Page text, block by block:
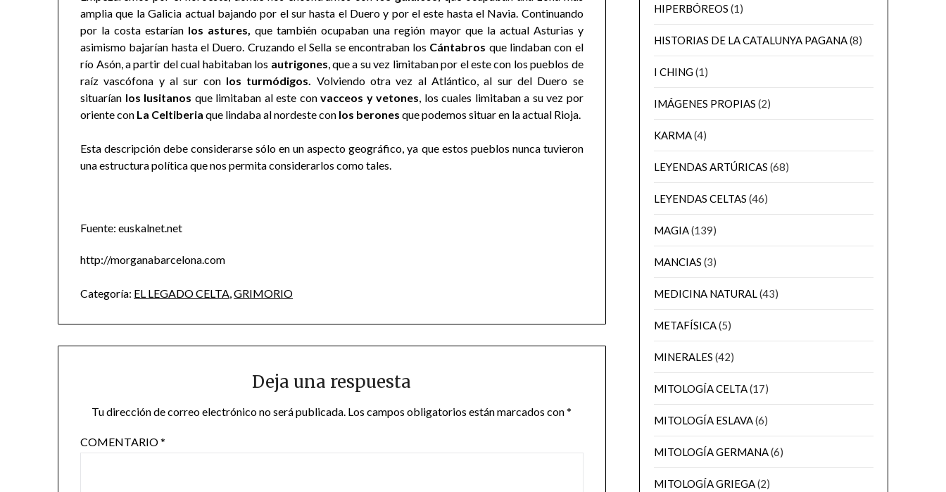
amplia que la Galicia actual bajando por el sur hasta el Duero y por el este hasta el Navia. Continuando
por la costa estarían los astures,que también ocupaban una región mayor que la actual Asturias y
asimismo bajarían hasta el Duero. Cruzando el Sella se encontraban los Cántabros que lindaban con el
río Asón, a partir del cual habitaban los autrigones, que a su vez limitaban por el este con los pueblos de
raíz vascófona y al sur con los turmódigos. Volviendo otra vez al Atlántico, al sur del Duero se
situarían los lusitanos que limitaban al este convacceos y vetones, los cuales limitaban a su vez por
oriente con La Celtiberia que lindaba al nordeste con los berones que podemos situar en la actual Rioja.
Esta descripción debe considerarse sólo en un aspecto geográfico, ya que estos pueblos nunca tuvieron
una estructura política que nos permita considerarlos como tales.
Fuente: euskalnet.net
http://morganabarcelona.com
Categoría: EL LEGADO CELTA,GRIMORIO
Deja una respuesta
Tu dirección de correo electrónico no será publicada. Los campos obligatorios están marcados con*
COMENTARIO*
HIPERBÓREOS (1)
HISTORIAS DE LA CATALUNYA PAGANA(8)
I CHING(1)
IMÁGENES PROPIAS (2)
KARMA(4)
LEYENDAS ARTÚRICAS (68)
LEYENDAS CELTAS (46)
MAGIA(139)
MANCIAS (3)
MEDICINA NATURAL(43)
METAFÍSICA(5)
MINERALES (42)
MITOLOGÍA CELTA(17)
MITOLOGÍA ESLAVA(6)
MITOLOGÍA GERMANA(6)
MITOLOGÍA GRIEGA(2)